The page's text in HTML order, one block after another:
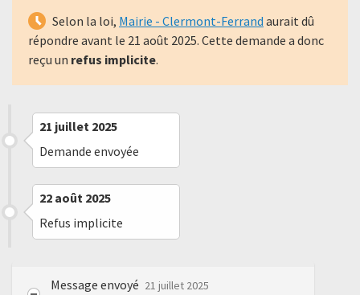
Selon la loi, Mairie - Clermont-Ferrand aurait dû
répondre avant le 21 août 2025. Cette demande a donc
reçu un refus implicite.
21 juillet 2025
Demande envoyée
22 août 2025
Refus implicite
Message envoyé 21 juillet 2025